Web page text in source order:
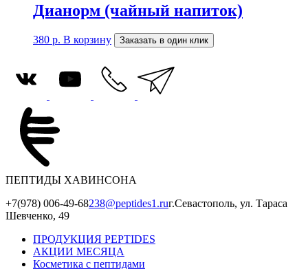
Дианорм (чайный напиток)
380 р. В корзину Заказать в один клик
ПЕПТИДЫ ХАВИНСОНА
+7(978) 006-49-68238@peptides1.ruг.Севастополь, ул. Тараса
Шевченко, 49
ПРОДУКЦИЯ PEPTIDES
АКЦИИ МЕСЯЦА
Косметика с пептидами